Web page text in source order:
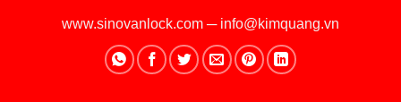
www.sinovanlock.com ─ info@kimquang.vn